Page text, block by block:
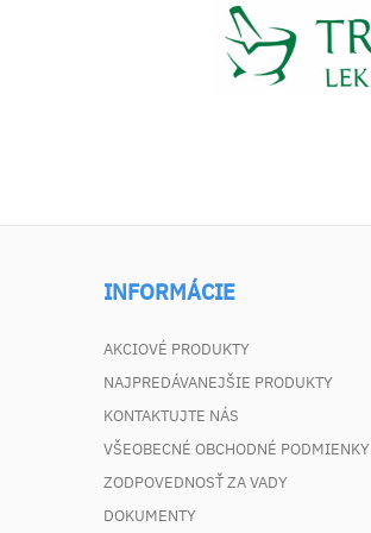
INFORMÁCIE
AKCIOVÉ PRODUKTY
NAJPREDÁVANEJŠIE PRODUKTY
KONTAKTUJTE NÁS
VŠEOBECNÉ OBCHODNÉ PODMIENKY
ZODPOVEDNOSŤ ZA VADY
DOKUMENTY